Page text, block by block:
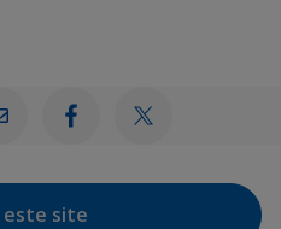
este site